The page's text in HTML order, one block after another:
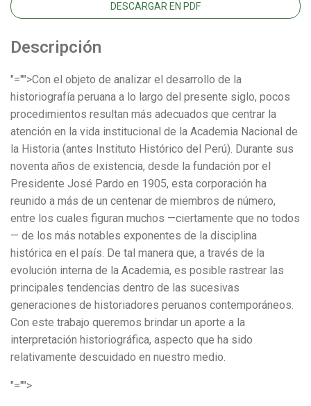
DESCARGAR EN PDF
Descripción
"="">Con el objeto de analizar el desarrollo de la
historiografía peruana a lo largo del presente siglo, pocos
procedimientos resultan más adecuados que centrar la
atención en la vida institucional de la Academia Nacional de
la Historia (antes Instituto Histórico del Perú). Durante sus
noventa años de existencia, desde la fundación por el
Presidente José Pardo en 1905, esta corporación ha
reunido a más de un centenar de miembros de número,
entre los cuales figuran muchos —ciertamente que no todos
— de los más notables exponentes de la disciplina
histórica en el país. De tal manera que, a través de la
evolución interna de la Academia, es posible rastrear las
principales tendencias dentro de las sucesivas
generaciones de historiadores peruanos contemporáneos.
Con este trabajo queremos brindar un aporte a la
interpretación historiográfica, aspecto que ha sido
relativamente descuidado en nuestro medio.
"="">